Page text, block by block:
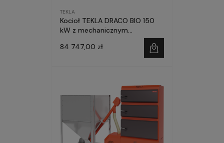
TEKLA
Kocioł TEKLA DRACO BIO 150
kW z mechanicznym
84 747,00 zł